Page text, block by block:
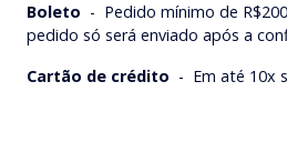
Boleto - Pedido mínimo de
pedido só será enviado após a
Cartão de crédito - Em até 10x